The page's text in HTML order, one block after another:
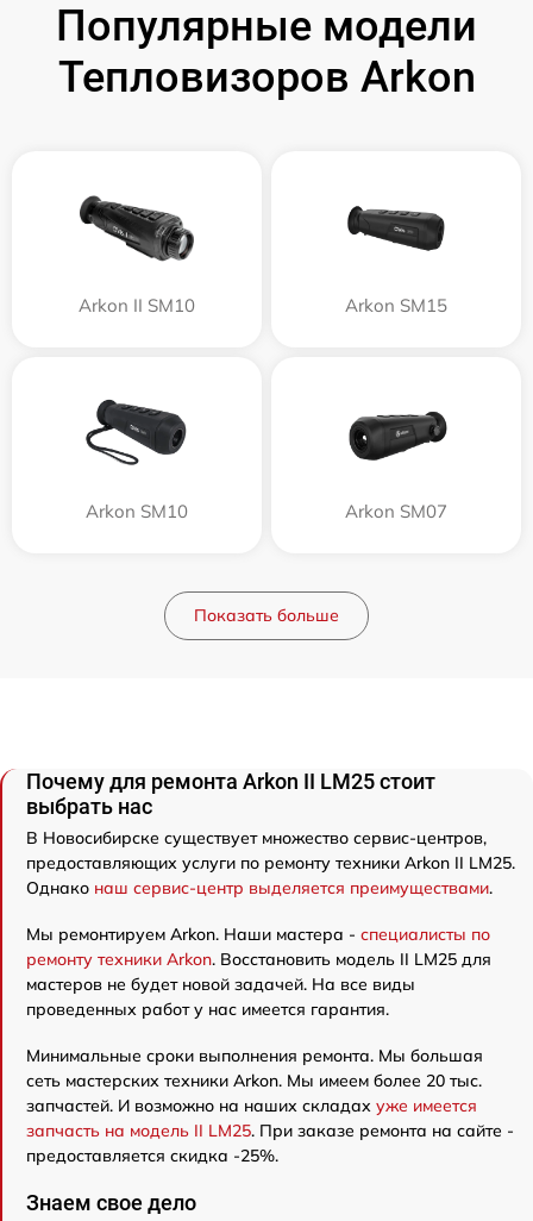
Популярные модели
Тепловизоров Arkon
Arkon II SM10 Arkon SM15
Arkon SM10 Arkon SM07
Показать больше
Почему для ремонта Arkon II LM25 стоит
выбрать нас
В Новосибирске существует множество сервис-центров,
предоставляющих услуги по ремонту техники Arkon II LM25.
Однако наш сервис-центр выделяется преимуществами.
Мы ремонтируем Arkon. Наши мастера - специалисты по
ремонту техники Arkon. Восстановить модель II LM25 для
мастеров не будет новой задачей. На все виды
проведенных работ у нас имеется гарантия.
Минимальные сроки выполнения ремонта. Мы большая
сеть мастерских техники Arkon. Мы имеем более 20 тыс.
запчастей. И возможно на наших складах уже имеется
запчасть на модель II LM25. При заказе ремонта на сайте -
предоставляется скидка -25%.
Знаем свое дело